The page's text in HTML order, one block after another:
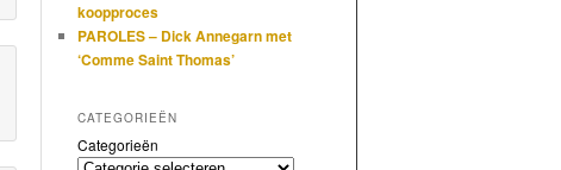
koopproces
PAROLES – Dick Annegarn met
‘Comme Saint Thomas’
CATEGORIEËN
Categorieën